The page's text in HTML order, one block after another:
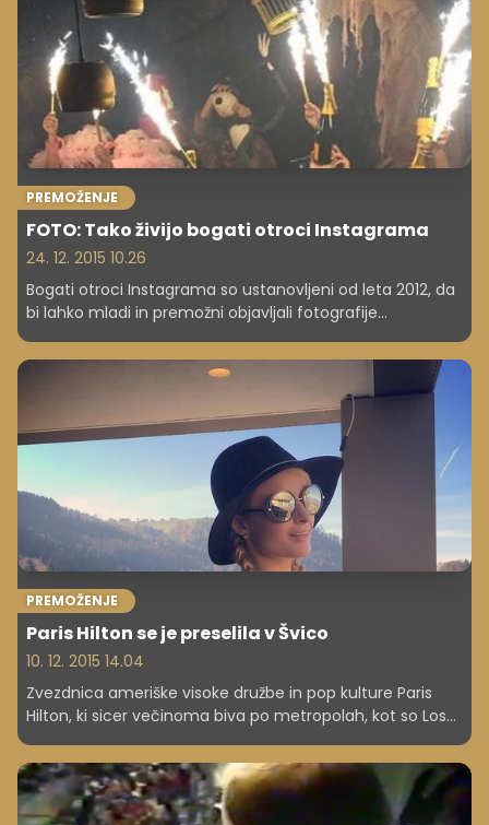
PREMOŽENJE
FOTO: Tako živijo bogati otroci Instagrama
24. 12. 2015 10.26
Bogati otroci Instagrama so ustanovljeni od leta 2012, da
bi lahko mladi in premožni objavljali fotografije
prestižnega življenja. Mnogo od njih jih nima za sabo niti
enega delovnega dne, stroške krijejo njihovi starši.
PREMOŽENJE
Paris Hilton se je preselila v Švico
10. 12. 2015 14.04
Zvezdnica ameriške visoke družbe in pop kulture Paris
Hilton, ki sicer večinoma biva po metropolah, kot so Los
Angeles, New York, Miami ali London, se je preselila v
švicarsko vasico Schindellegi.